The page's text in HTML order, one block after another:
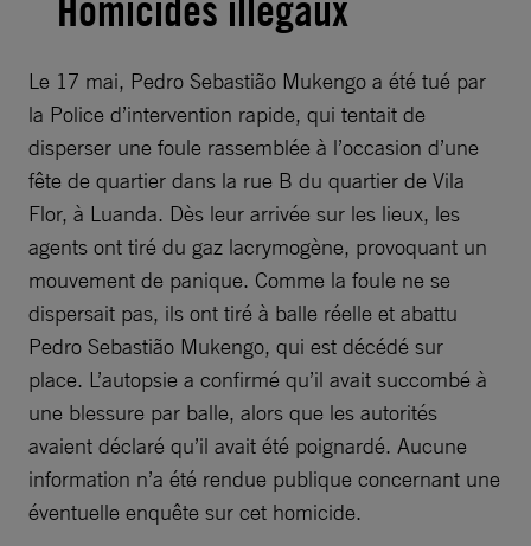
Homicides illégaux
Le 17 mai, Pedro Sebastião Mukengo a été tué par
la Police d’intervention rapide, qui tentait de
disperser une foule rassemblée à l’occasion d’une
fête de quartier dans la rue B du quartier de Vila
Flor, à Luanda. Dès leur arrivée sur les lieux, les
agents ont tiré du gaz lacrymogène, provoquant un
mouvement de panique. Comme la foule ne se
dispersait pas, ils ont tiré à balle réelle et abattu
Pedro Sebastião Mukengo, qui est décédé sur
place. L’autopsie a confirmé qu’il avait succombé à
une blessure par balle, alors que les autorités
avaient déclaré qu’il avait été poignardé. Aucune
information n’a été rendue publique concernant une
éventuelle enquête sur cet homicide.